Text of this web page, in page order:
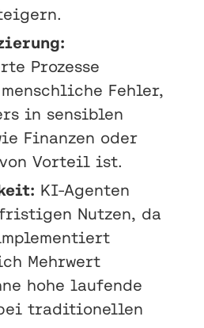
Prozesse
Fehler,
in sensiblen
Finanzen oder
Vorteil ist.
KI-Agenten
Nutzen, da
Mehrwert
hohe laufende
traditionellen